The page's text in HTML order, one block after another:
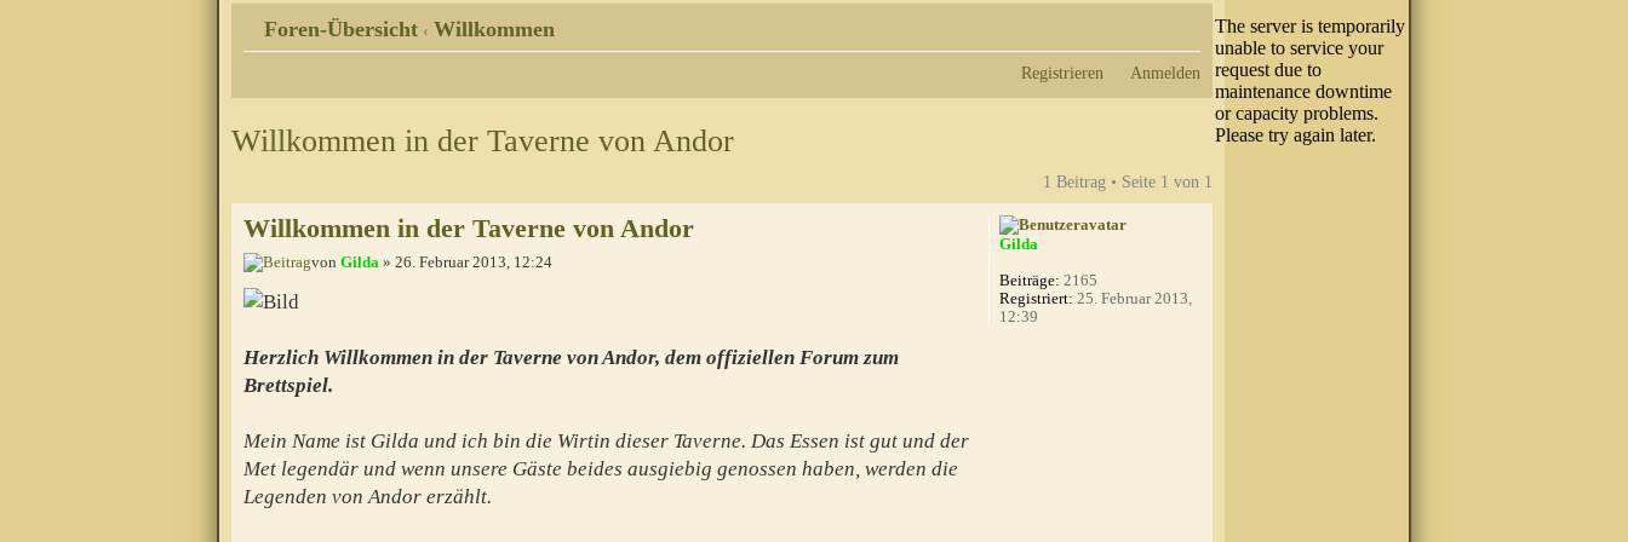
Foren-Übersicht ‹ Willkommen
Registrieren Anmelden
Willkommen in der Taverne von Andor
1 Beitrag • Seite 1 von 1
Willkommen in der Taverne von Andor
von Gilda » 26. Februar 2013, 12:24
Herzlich Willkommen in der Taverne von Andor, dem offiziellen Forum zum
Brettspiel.
Mein Name ist Gilda und ich bin die Wirtin dieser Taverne. Das Essen ist gut und der
Met legendär und wenn unsere Gäste beides ausgiebig genossen haben, werden die
Legenden von Andor erzählt.
Gilda
Beiträge: 2165
Registriert: 25. Februar 2013,
12:39